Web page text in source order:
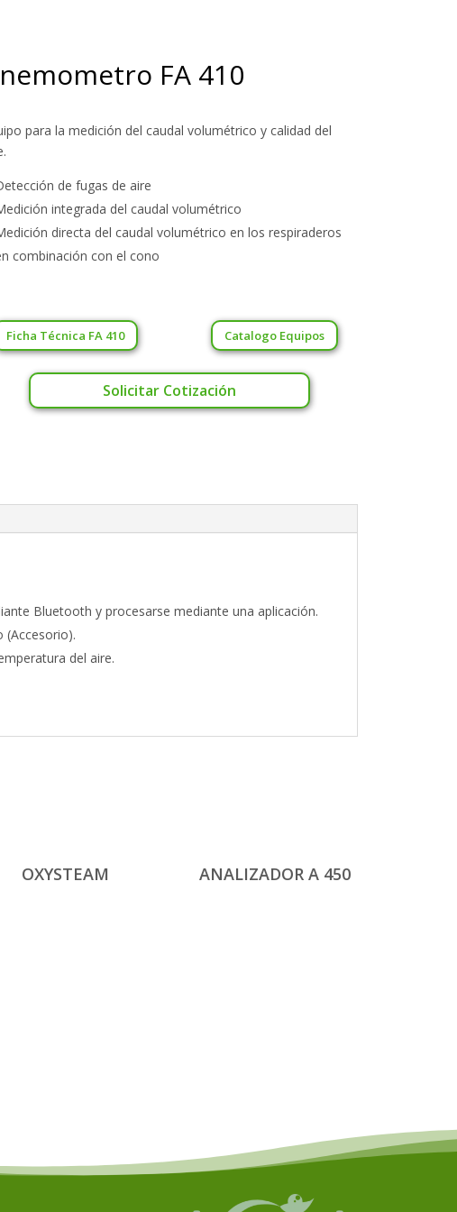
FA 410
para la medición del caudal volumétrico y calidad del
de fugas de aire
integrada del caudal volumétrico
directa del caudal volumétrico en los respiraderos
combinación con el cono
Ficha Técnica FA 410 Catalogo Equipos
Solicitar Cotización
Bluetooth y procesarse mediante una aplicación.
(Accesorio).
del aire.
OXYSTEAM ANALIZADOR A 450